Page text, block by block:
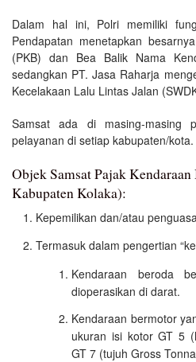
Dalam hal ini, Polri memiliki
Pendapatan menetapkan
(PKB) dan Bea Balik Nama
sedangkan PT. Jasa Raharja
Kecelakaan Lalu Lintas Jalan
Samsat ada di masing-masing
pelayanan di setiap kabupaten/kota.
Objek Samsat Pajak
Kabupaten Kolaka):
Kepemilikan dan/atau
Termasuk dalam pengertian
Kendaraan beroda
dioperasikan di darat.
Kendaraan bermotor
ukuran isi kotor GT 5
GT 7 (tujuh Gross